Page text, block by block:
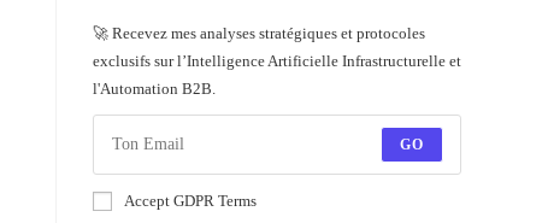
🚀 Recevez mes analyses stratégiques et protocoles
exclusifs sur l’Intelligence Artificielle Infrastructurelle et
l'Automation B2B.
GO
Accept GDPR Terms